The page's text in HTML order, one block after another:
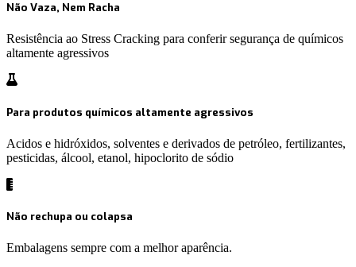
Não Vaza, Nem Racha
Resistência ao Stress Cracking para conferir segurança de químicos
altamente agressivos
Para produtos químicos altamente agressivos
Acidos e hidróxidos, solventes e derivados de petróleo, fertilizantes,
pesticidas, álcool, etanol, hipoclorito de sódio
Não rechupa ou colapsa
Embalagens sempre com a melhor aparência.